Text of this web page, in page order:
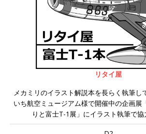
リタイ屋
メカミリのイラスト解説本を長らく執筆し
いち航空ミュージアム様で開催中の企画展
りと富士T-1展」にイラスト執筆で協